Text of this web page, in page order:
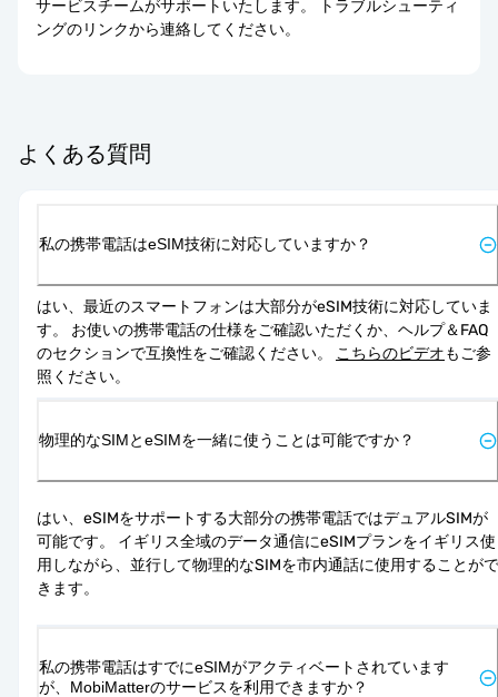
サービスチームがサポートいたします。 トラブルシューティ
ングのリンクから連絡してください。
よくある質問
私の携帯電話はeSIM技術に対応していますか？
はい、最近のスマートフォンは大部分がeSIM技術に対応していま
す。 お使いの携帯電話の仕様をご確認いただくか、ヘルプ＆FAQ
のセクションで互換性をご確認ください。 こちらのビデオもご参
照ください。
物理的なSIMとeSIMを一緒に使うことは可能ですか？
はい、eSIMをサポートする大部分の携帯電話ではデュアルSIMが
可能です。 イギリス全域のデータ通信にeSIMプランをイギリス使
用しながら、並行して物理的なSIMを市内通話に使用することがで
きます。
私の携帯電話はすでにeSIMがアクティベートされています
が、MobiMatterのサービスを利用できますか？